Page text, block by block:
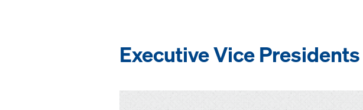
Executive Vice Presidents